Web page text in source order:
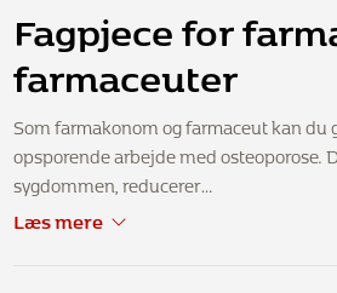
Fagpjece for
farmaceuter
Som farmakonom og farmaceut kan du
opsporende arbejde med osteoporose.
sygdommen, reducerer…
Læs mere